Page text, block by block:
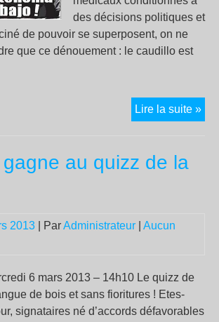
des décisions politiques et
de pouvoir se superposent, on ne
que ce dénouement : le caudillo est
Lire la suite »
–
gagne au quizz de la
2013 | ParAdministrateur
Aucun
6 mars 2013 – 14h10 Le quizz de
de bois et sans fioritures ! Etes-
signataires né d’accords défavorables